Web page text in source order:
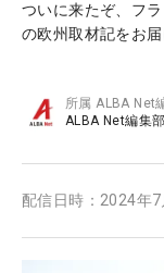
ついに来たぞ、フ
の欧州取材記をお届
所属ALBA Net
ALBA Net編集部
配信日時： 2024年